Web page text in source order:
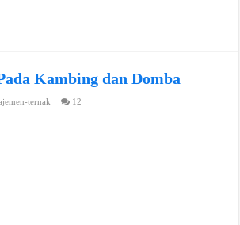
Kambing dan Domba
ternak 12